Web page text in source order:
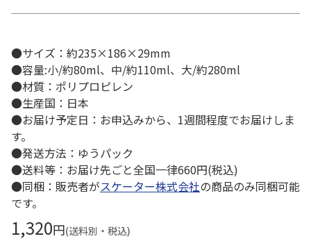
●サイズ：約235×186×29mm
●容量:小/約80ml、中/約110ml、大/約280ml
●材質：ポリプロピレン
●生産国：日本
●お届け予定日：お申込みから、1週間程度でお届けしま
す。
●発送方法：ゆうパック
●送料等：お届け先ごと全国一律660円(税込)
●同梱：販売者がスケーター株式会社の商品のみ同梱可能
です。
1,320円(送料別・税込)